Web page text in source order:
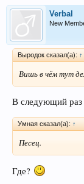
Verbal
New
Выродок сказал(а): ↑
Вишь в чём тут
В следующий раз
Умная сказал(а): ↑
Песец.
Где?